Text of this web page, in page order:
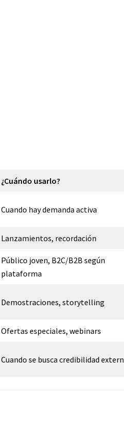
¿Cuándo usarlo?
Cuando hay demanda activa
Lanzamientos, recordación
Público joven, B2C/B2B según
plataforma
Demostraciones, storytelling
Ofertas especiales, webinars
Cuando se busca credibilidad